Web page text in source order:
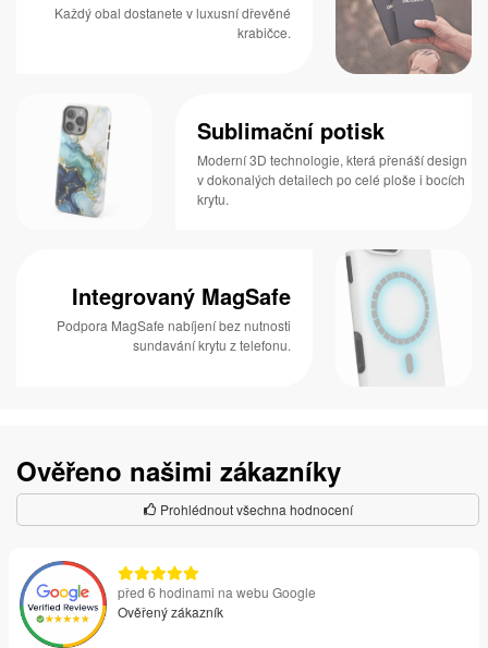
Každý obal dostanete v luxusní dřevěné
krabičce.
Sublimační potisk
Moderní 3D technologie, která přenáší design
v dokonalých detailech po celé ploše i bocích
krytu.
Integrovaný MagSafe
Podpora MagSafe nabíjení bez nutnosti
sundavání krytu z telefonu.
Ověřeno našimi zákazníky
Prohlédnout všechna hodnocení
před 6 hodinami na webu Google
Ověřený zákazník